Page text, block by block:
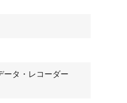
ータ・レコーダー